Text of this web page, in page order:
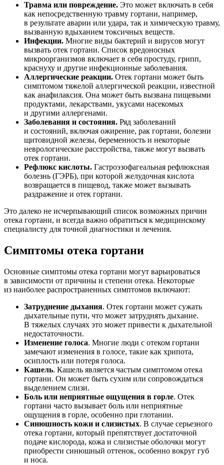
Травма или повреждение. Это может включать в себя
как непосредственную травму гортани, например,
в результате аварии или удара, так и химическую травму,
вызванную вдыханием токсичных веществ.
Инфекции. Многие виды бактерий и вирусов могут
вызвать отек гортани. Список вредоносных
микроорганизмов включает в себя простуду, грипп,
краснуху и другие инфекционные заболевания.
Аллергические реакции. Отек гортани может быть
симптомом тяжелой аллергической реакции, известной
как анафилаксия. Она может быть вызвана пищевыми
продуктами, лекарствами, укусами насекомых
и другими аллергенами.
Заболевания и состояния. Ряд заболеваний
и состояний, включая ожирение, рак гортани, болезни
щитовидной железы, беременность и некоторые
неврологические расстройства, также могут вызвать
отек гортани.
Рефлюкс кислоты. Гастроэзофагеальная рефлюксная
болезнь (ГЭРБ), при которой желудочная кислота
возвращается в пищевод, также может вызывать
раздражение и отек гортани.
Это далеко не исчерпывающий список возможных причин
отека гортани, и всегда важно обратиться к медицинскому
специалисту для точной диагностики и лечения.
Симптомы отека гортани
Основные симптомы отека гортани могут варьироваться
в зависимости от причины и степени отека. Некоторые
из наиболее распространенных симптомов включают:
Затруднение дыхания. Отек гортани может сужать
дыхательные пути, что может затруднять дыхание.
В тяжелых случаях это может привести к дыхательной
недостаточности.
Изменение голоса. Многие люди с отеком гортани
замечают изменения в голосе, такие как хрипота,
осиплость или потеря голоса.
Кашель. Кашель является частым симптомом отека
гортани. Он может быть сухим или сопровождаться
выделением слизи.
Боль или неприятные ощущения в горле. Отек
гортани часто вызывает боль или неприятные
ощущения в горле, особенно при глотании.
Синюшность кожи и слизистых. В случае серьезного
отека гортани, который препятствует достаточной
подаче кислорода, кожа и слизистые оболочки могут
приобрести синюшный оттенок, особенно вокруг губ
и носа.